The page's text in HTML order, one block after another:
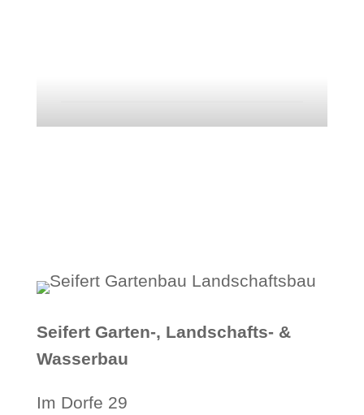
Seifert Garten-, Landschafts- &
Wasserbau
Im Dorfe 29